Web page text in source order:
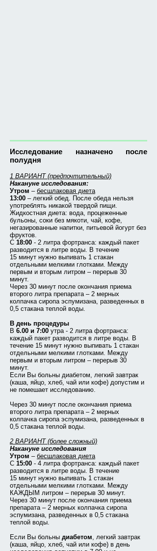
Исследование назначено после
полудня
1 ВАРИАНТ (предпочтительный)
Накануне исследования:
Утром – бесшлаковая диета
13:00 – легкий обед. После обеда нельзя
употреблять никакой твердой пищи.
Жидкостная диета: вода, процеженные
бульоны, соки без мякоти, чай, кофе,
негазированные напитки, питьевой йогурт без
фруктов.
С 18:00 - 2 литра фортранса: каждый пакет
разводится в литре воды. В течение
15 минут нужно выпивать 1 стакан
отдельными мелкими глотками. Между
первым и вторым литром – перерыв 30
минут.
Через 30 минут после окончания приема
второго литра препарата – 2 мерных
колпачка сиропа эспумизана, разведенных в
0,5 стакана теплой воды.
В день процедуры
В 6.00 и 7:00 утра - 2 литра фортранса:
каждый пакет разводится в литре воды. В
течение 15 минут нужно выпивать 1 стакан
отдельными мелкими глотками. Между
первым и вторым литром – перерыв 30
минут.
Если Вы больны диабетом, легкий завтрак
(каша, яйцо, хлеб, чай или кофе) допустим и
не помешает исследованию.
Через 30 минут после окончания приема
второго литра препарата – 2 мерных
колпачка сиропа эспумизана, разведенных в
0,5 стакана теплой воды.
2 ВАРИАНТ (более сложный)
Накануне исследования
Утром – бесшлаковая диета
С 15:00 - 4 литра фортранса: каждый пакет
разводится в литре воды. В течение
15 минут нужно выпивать 1 стакан
отдельными мелкими глотками. Между
КАЖДЫМ литром – перерыв 30 минут.
Через 30 минут после окончания приема
препарата – 2 мерных колпачка сиропа
эспумизана, разведенных в 0,5 стакана
теплой воды.
Если Вы больны диабетом, легкий завтрак
(каша, яйцо, хлеб, чай или кофе) в день